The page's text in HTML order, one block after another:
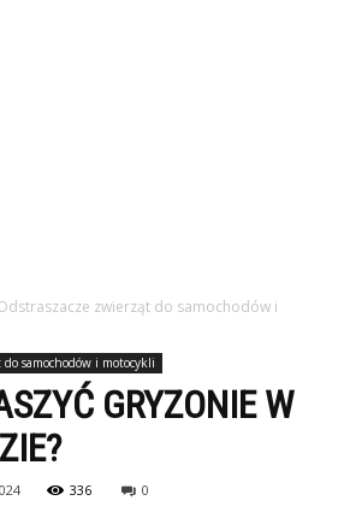
zwierząt do samochodów i
samochodów i motocykli
GRYZONIE W
336 0